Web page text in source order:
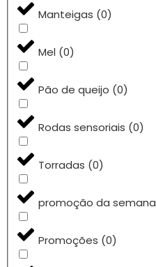
Manteigas (0)
Mel (0)
Pão de queijo (0)
Rodas sensoriais (0)
Torradas (0)
promoção da semana
Promoções (0)